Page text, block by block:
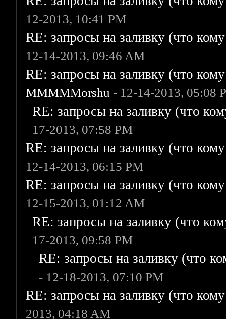
12-2013, 10:41 PM
RE: запросы на заливку (что
12-14-2013, 09:46 AM
RE: запросы на заливку (что
MMMMMorshu - 12-14-2013, 05:08
RE: запросы на заливку (что
17-2013, 07:58 PM
RE: запросы на заливку (что
12-14-2013, 06:15 PM
RE: запросы на заливку (что
12-15-2013, 01:12 AM
RE: запросы на заливку (что
17-2013, 09:58 PM
RE: запросы на заливку (что
- 12-18-2013, 07:10 PM
RE: запросы на заливку (что
2013, 04:18 AM